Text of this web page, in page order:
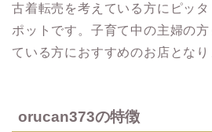
古着転売を考えている方にピッ
ポットです。子育て中の主婦の
ている方におすすめのお店となり
orucan373の特徴